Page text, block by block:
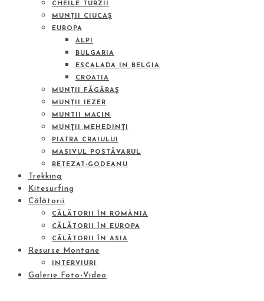
CHEILE TURZII
MUNȚII CIUCAŞ
EUROPA
ALPI
BULGARIA
ESCALADA IN BELGIA
CROATIA
MUNȚII FĂGĂRAŞ
MUNȚII IEZER
MUNTII MACIN
MUNŢII MEHEDINŢI
PIATRA CRAIULUI
MASIVUL POSTĂVARUL
RETEZAT-GODEANU
Trekking
Kitesurfing
Călătorii
CĂLĂTORII ÎN ROMÂNIA
CĂLĂTORII ÎN EUROPA
CĂLĂTORII ÎN ASIA
Resurse Montane
INTERVIURI
Galerie Foto-Video